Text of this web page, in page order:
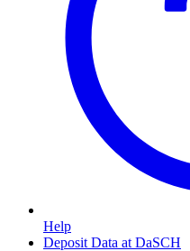
Help
Deposit Data at DaSCH